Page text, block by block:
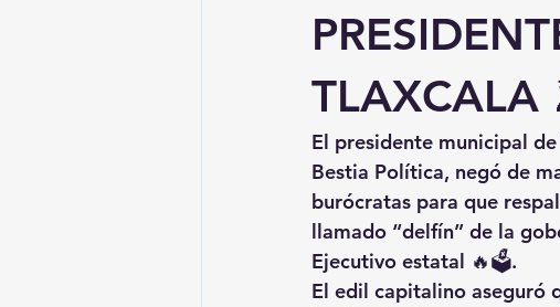
El presidente municipal
Bestia Política, negó de
burócratas para que
llamado “delfín” de la
Ejecutivo estatal 🔥🗳️.
El edil capitalino aseguró